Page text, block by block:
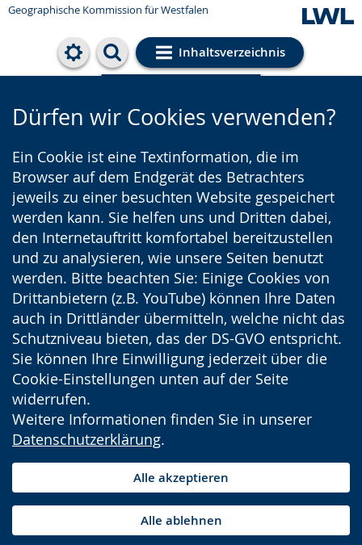
Geographische Kommission für Westfalen
Inhaltsverzeichnis
Cookie-Einstellungen
Dürfen wir Cookies verwenden?
Ein Cookie ist eine Textinformation, die im
Browser auf dem Endgerät des Betrachters
jeweils zu einer besuchten Website gespeichert
werden kann. Sie helfen uns und Dritten dabei,
den Internetauftritt komfortabel bereitzustellen
und zu analysieren, wie unsere Seiten benutzt
werden. Bitte beachten Sie: Einige Cookies von
Drittanbietern (z.B. YouTube) können Ihre Daten
auch in Drittländer übermitteln, welche nicht das
Schutzniveau bieten, das der DS-GVO entspricht.
Sie können Ihre Einwilligung jederzeit über die
Cookie-Einstellungen unten auf der Seite
widerrufen.
Weitere Informationen finden Sie in unserer
Datenschutzerklärung.
Alle akzeptieren
Alle ablehnen